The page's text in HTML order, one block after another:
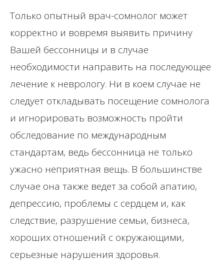
Только опытный врач-сомнолог может
корректно и вовремя выявить причину
Вашей бессонницы и в случае
необходимости направить на последующее
лечение к неврологу. Ни в коем случае не
следует откладывать посещение сомнолога
и игнорировать возможность пройти
обследование по международным
стандартам, ведь бессонница не только
ужасно неприятная вещь. В большинстве
случае она также ведет за собой апатию,
депрессию, проблемы с сердцем и, как
следствие, разрушение семьи, бизнеса,
хороших отношений с окружающими,
серьезные нарушения здоровья.